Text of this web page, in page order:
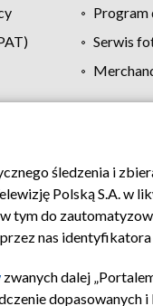
Program
Serwis
Pomoc Biuro
śledzenia i
Polską S.A. w
tym do
nas
zwanych dalej
dopasowanych i